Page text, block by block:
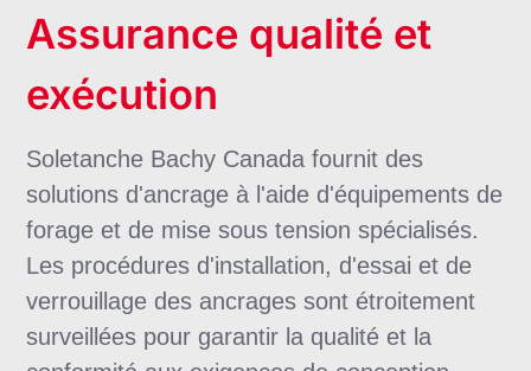
Assurance qualité et
exécution
Soletanche Bachy Canada fournit des
solutions d'ancrage à l'aide d'équipements de
forage et de mise sous tension spécialisés.
Les procédures d'installation, d'essai et de
verrouillage des ancrages sont étroitement
surveillées pour garantir la qualité et la